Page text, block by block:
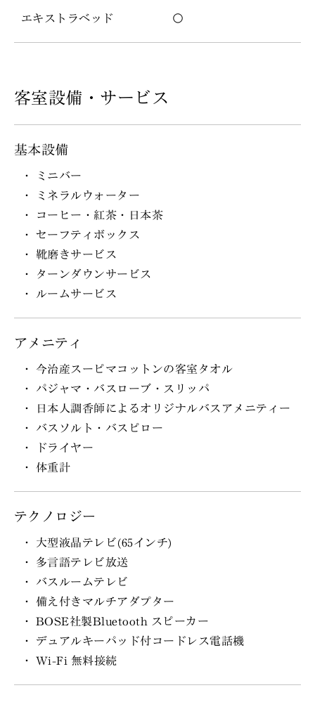
エキストラベッド ○
客室設備・サービス
基本設備
ミニバー
ミネラルウォーター
コーヒー・紅茶・日本茶
セーフティボックス
靴磨きサービス
ターンダウンサービス
ルームサービス
アメニティ
今治産スーピマコットンの客室タオル
パジャマ・バスローブ・スリッパ
日本人調香師によるオリジナルバスアメニティー
バスソルト・バスピロー
ドライヤー
体重計
テクノロジー
大型液晶テレビ(65インチ)
多言語テレビ放送
バスルームテレビ
備え付きマルチアダプター
BOSE社製Bluetooth スピーカー
デュアルキーパッド付コードレス電話機
Wi-Fi 無料接続